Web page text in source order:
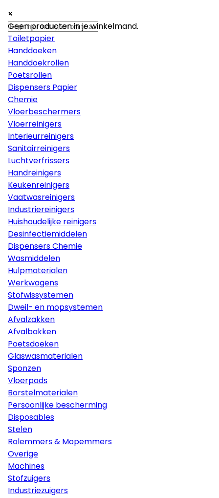
×
Papier
Toiletpapier
Handdoeken
Handdoekrollen
Poetsrollen
Dispensers Papier
Chemie
Vloerbeschermers
Vloerreinigers
Interieurreinigers
Sanitairreinigers
Luchtverfrissers
Handreinigers
Keukenreinigers
Vaatwasreinigers
Industriereinigers
Huishoudelijke reinigers
Desinfectiemiddelen
Dispensers Chemie
Wasmiddelen
Hulpmaterialen
Werkwagens
Stofwissystemen
Dweil- en mopsystemen
Afvalzakken
Afvalbakken
Poetsdoeken
Glaswasmaterialen
Sponzen
Vloerpads
Borstelmaterialen
Persoonlijke bescherming
Disposables
Stelen
Rolemmers & Mopemmers
Overige
Machines
Stofzuigers
Industriezuigers
×
×
Geen producten in je winkelmand.